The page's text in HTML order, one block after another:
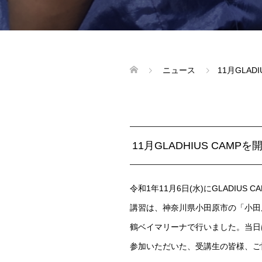
ニュース 11月
11月GLADHIUS CAMPを
令和1年11月6日(水)にGLADIUS
講習は、神奈川県小田原市の「小
鶴ベイマリーナで行いました。当
参加いただいた、受講生の皆様、